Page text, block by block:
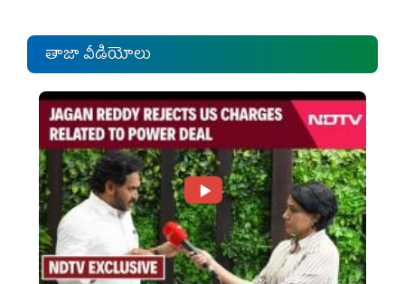
తాజా వీడియోలు